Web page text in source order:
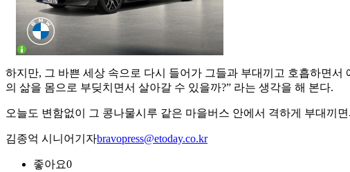
하지만, 그 바쁜 세상 속으로 다시 들어가 그들과 부대끼고 호흡하면
의 삶을 몸으로 부딪치면서 살아갈 수 있을까?” 라는 생각을 해 본다.
오늘도 변함없이 그 콩나물시루 같은 마을버스 안에서 격하게 부대끼
김종억 시니어기자bravopress@etoday.co.kr
좋아요0